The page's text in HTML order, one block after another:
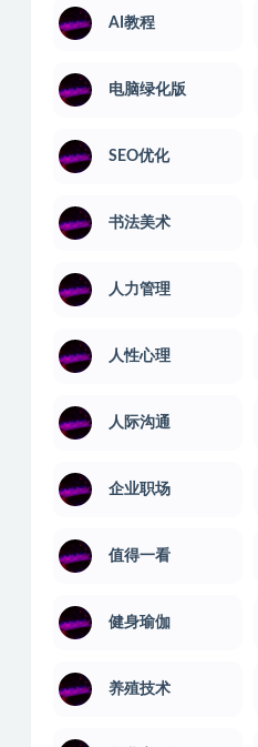
AI教程
电脑绿化版
SEO优化
书法美术
人力管理
人性心理
人际沟通
企业职场
值得一看
健身瑜伽
养殖技术